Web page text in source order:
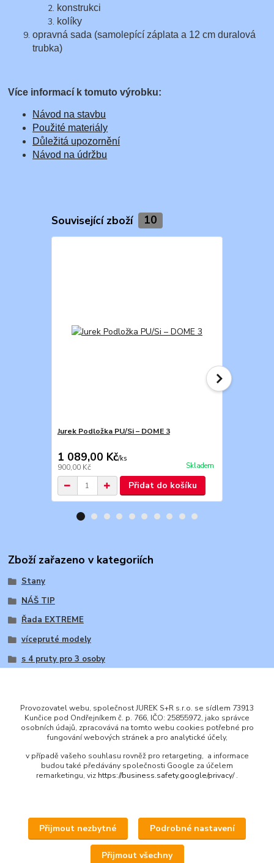
konstrukci
kolíky
opravná sada (samolepící záplata a 12 cm duralová
trubka)
Více informací k tomuto výrobku:
Návod na stavbu
Použité materiály
Důležitá upozornění
Návod na údržbu
Související zboží 10
Jurek Podložka PU/Si – DOME 3
1 089,00 Kč/ks
900,00 Kč Skladem
Přidat do košíku
Zboží zařazeno v kategoriích
Stany
NÁŠ TIP
Řada EXTREME
vícepruté modely
s 4 pruty pro 3 osoby
ENGLISH
© 2016 JUREK S+R s.r.o., IČ 25855972
Upravit sběr cookies.
Provozovatel webu, společnost JUREK S+R s.r.o. se sídlem 73913
Kunčice pod Ondřejníkem č. p. 766, IČO: 25855972, jako správce
osobních údajů, zpracovává na tomto webu cookies potřebné pro
fungování webových stránek a pro analytické účely,
v případě vašeho souhlasu rovněž pro retargeting, a informace
budou také předávány společnosti Google za účelem
remarketingu, viz https://business.safety.google/privacy/.
Přijmout nezbytné Podrobné nastavení
Přijmout všechny